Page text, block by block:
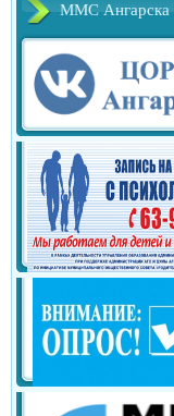
ММС Ангарска